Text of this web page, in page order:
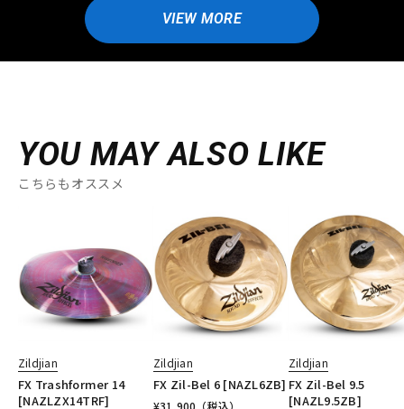
VIEW MORE
YOU MAY ALSO LIKE
こちらもオススメ
Zildjian
FX Trashformer 14
[NAZLZX14TRF]
Zildjian
FX Zil-Bel 6 [NAZL6ZB]
¥31,900 （税込）
Zildjian
FX Zil-Bel 9.5
[NAZL9.5ZB]